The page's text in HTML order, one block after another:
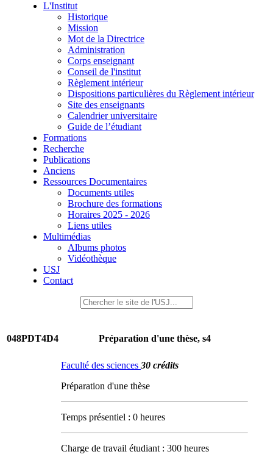
L'Institut
Historique
Mission
Mot de la Directrice
Administration
Corps enseignant
Conseil de l'institut
Règlement intérieur
Dispositions particulières du Règlement intérieur
Site des enseignants
Calendrier universitaire
Guide de l’étudiant
Formations
Recherche
Publications
Anciens
Ressources Documentaires
Documents utiles
Brochure des formations
Horaires 2025 - 2026
Liens utiles
Multimédias
Albums photos
Vidéothèque
USJ
Contact
048PDT4D4 Préparation d'une thèse, s4
Faculté des sciences 30 crédits
Préparation d'une thèse
Temps présentiel : 0 heures
Charge de travail étudiant : 300 heures